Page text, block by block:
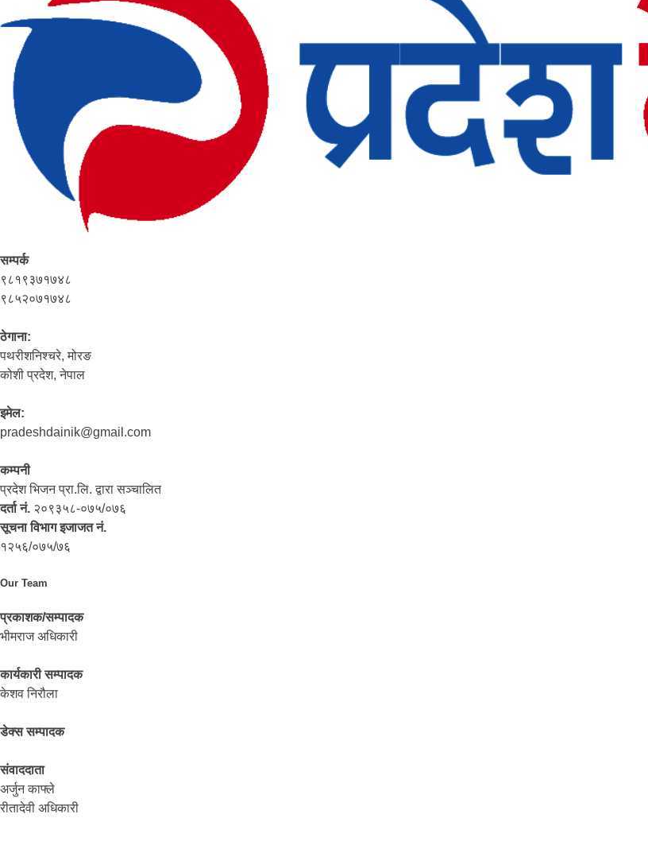
सम्पर्क
९८१९३७१७४८
९८५२०७१७४८
ठेगाना:
पथरीशनिश्‍चरे, मोरङ
कोशी प्रदेश, नेपाल
इमेल:
pradeshdainik@gmail.com
कम्पनी
प्रदेश भिजन प्रा.लि. द्वारा सञ्‍चालित
दर्ता नं. २०९३५८-०७५/०७६
सूचना विभाग इजाजत नं.
१२५६/०७५/७६
Our Team
प्रकाशक/सम्पादक
भीमराज अधिकारी
कार्यकारी सम्पादक
केशव निरौला
डेक्स सम्पादक
संवाददाता
अर्जुन काफ्ले
रीतादेवी अधिकारी